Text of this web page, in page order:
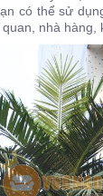
có thể sử
nhà hàng,